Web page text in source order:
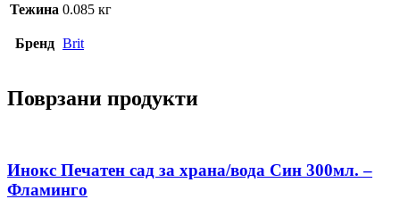
Тежина 0.085 кг
Бренд Brit
Поврзани продукти
Инокс Печатен сад за храна/вода Син 300мл. –
Фламинго